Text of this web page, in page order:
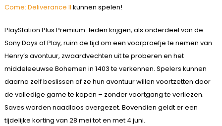
Come: Deliverance II kunnen spelen!
PlayStation Plus Premium-leden krijgen, als onderdeel van de
Sony Days of Play, ruim de tijd om een voorproefje te nemen van
Henry’s avontuur, zwaardvechten uit te proberen en het
middeleeuwse Bohemen in 1403 te verkennen. Spelers kunnen
daarna zelf beslissen of ze hun avontuur willen voortzetten door
de volledige game te kopen – zonder voortgang te verliezen.
Saves worden naadloos overgezet. Bovendien geldt er een
tijdelijke korting van 28 mei tot en met 4 juni.